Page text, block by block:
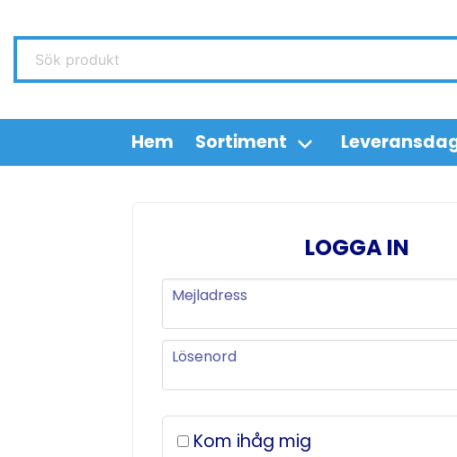
Sök produkt
Hem Sortiment
LOGGA IN
Mejladress
Mejladress
Lösenord
Lösenord
Kom ihåg mig